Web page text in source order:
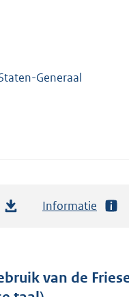
Generaal
Informatie
van de